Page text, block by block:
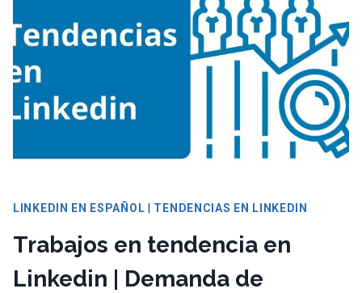
LINKEDIN EN ESPAÑOL TENDENCIAS EN LINKEDIN
Trabajos en tendencia en
Linkedin | Demanda de